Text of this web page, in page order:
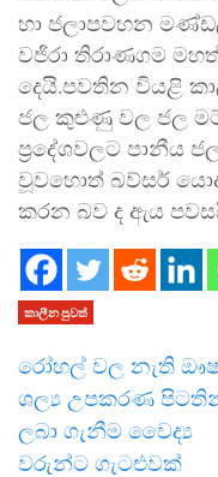
හා ජලාපවහන
වජිරා තිරාණගම
දෙයි.පවතින වියළි
ජල කුළුණු වල ජල
ප්‍රදේශවලට පානීය
වූවහොත් බව්සර්
කරන බව ද ඇය
කාලීන පුවත්
රෝහල් වල නැති
ශල්‍ය උපකරණ
ලබා ගැනීම වෛද්‍ය
වරුන්ට ගැටළුවක්